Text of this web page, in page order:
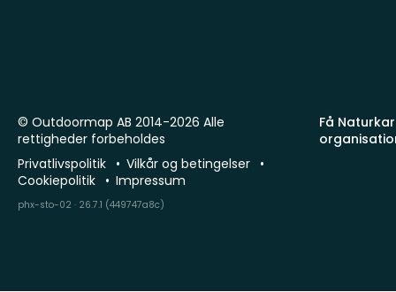
Få
© Outdoormap AB 2014-2026 Alle
rettigheder forbeholdes
Privatlivspolitik
Vilkår og betingelser
Cookiepolitik
Impressum
phx-sto-02 · 26.7.1 (449747a8c)